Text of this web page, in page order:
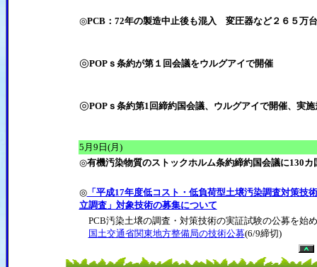
◎PCB：72年の製造中止後も混入 変圧器など２６５万台
◎POPｓ条約が第１回会議をウルグアイで開催
◎POPｓ条約第1回締約国会議、ウルグアイで開催、実
5月9日(月)
◎有機汚染物質のストックホルム条約締約国会議に130カ
◎「平成17年度低コスト・低負荷型土壌汚染調査対策技
立調査」対象技術の募集について
PCB汚染土壌の調査・対策技術の実証試験の公募を始
国土交通省関東地方整備局の技術公募(6/9締切)